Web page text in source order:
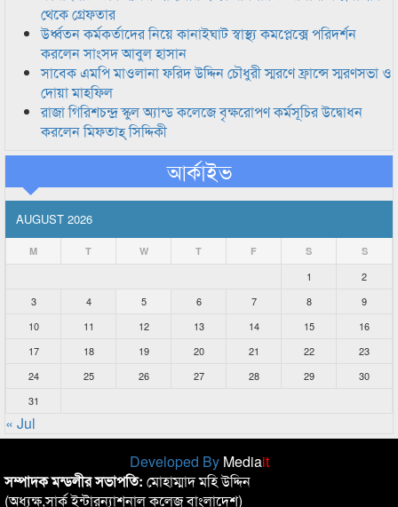
থেকে গ্রেফতার
উর্ধ্বতন কর্মকর্তাদের নিয়ে কানাইঘাট স্বাস্থ্য কমপ্লেক্সে পরিদর্শন
করলেন সাংসদ আবুল হাসান
সাবেক এমপি মাওলানা ফরিদ উদ্দিন চৌধুরী স্মরণে ফ্রান্সে স্মরণসভা ও
দোয়া মাহফিল
রাজা গিরিশচন্দ্র স্কুল অ্যান্ড কলেজে বৃক্ষরোপণ কর্মসূচির উদ্বোধন
করলেন মিফতাহ্ সিদ্দিকী
আর্কাইভ
AUGUST 2026
M T W T F S S
1
2
3
4 5 6 7 8
9
10
11 12 13 14 15
16
17
18 19 20 21 22
23
24
25 26 27 28 29
30
31
« Jul
Developed By Mediait
সম্পাদক মন্ডলীর সভাপতি: মোহাম্মাদ মহি উদ্দিন
(অধ্যক্ষ,সার্ক ইন্টারন্যাশনাল কলেজ বাংলাদেশ)